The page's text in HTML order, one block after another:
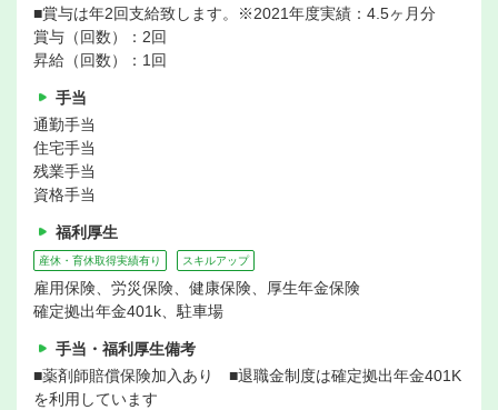
■賞与は年2回支給致します。※2021年度実績：4.5ヶ月分
賞与（回数）：2回
昇給（回数）：1回
手当
通勤手当
住宅手当
残業手当
資格手当
福利厚生
産休・育休取得実績有り スキルアップ
雇用保険、労災保険、健康保険、厚生年金保険
確定拠出年金401k、駐車場
手当・福利厚生備考
■薬剤師賠償保険加入あり ■退職金制度は確定拠出年金401K
を利用しています